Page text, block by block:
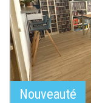
Nouveauté